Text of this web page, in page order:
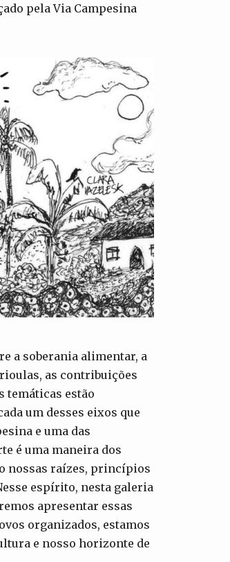
pela Via Campesina
a soberania alimentar, a
as contribuições
temáticas estão
um desses eixos que
e uma das
é uma maneira dos
nossas raízes, princípios
espírito, nesta galeria
apresentar essas
organizados, estamos
e nosso horizonte de